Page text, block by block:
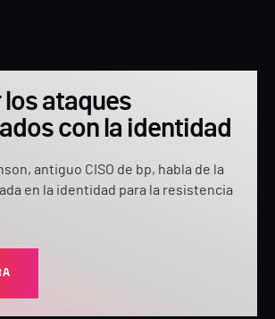
los ataques
con la identidad
antiguo CISO de bp, habla de la
en la identidad para la resistencia